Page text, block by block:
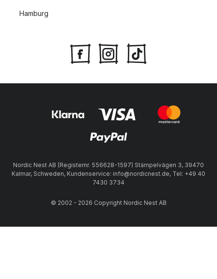
Hamburg
Nordic Nest AB (Registernr. 556628-1597) Stämpelvägen 3, 39470
Kalmar, Schweden, Kundenservice: info@nordicnest.de, Tel: +49 40
7430 3734
© 2002 - 2026 Copyright Nordic Nest AB